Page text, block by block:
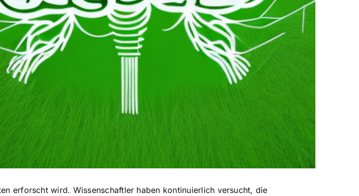
erforscht wird. Wissenschaftler haben kontinuierlich versucht, die